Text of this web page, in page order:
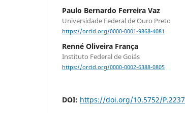
Paulo Bernardo Ferreira Vaz
Universidade Federal de Ouro Preto
https://orcid.org/0000-0001-9868-4081
Renné Oliveira França
Instituto Federal de Goiás
https://orcid.org/0000-0002-6388-0805
DOI: https://doi.org/10.5752/